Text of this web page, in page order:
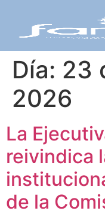
Día: 23
2026
La
reivindica
de la